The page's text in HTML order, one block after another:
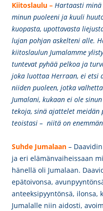
Kiitoslaulu – Hartaasti
minun puoleeni ja kuuli
kuopasta, upottavasta
lujan pohjan askelteni alle.
kiitoslaulun Jumalamme
tuntevat pyhää pelkoa ja
joka luottaa Herraan, ei etsi
niiden puoleen, jotka
Jumalani, kukaan ei ole
tekoja, sinä ajattelet
teoistasi – niitä on
Suhde Jumalaan –
ja eri elämänvaiheissaan
hänellä oli Jumalaan.
epätoivonsa,
anteeksipyyntönsä, ilonsa,
Jumalalle niin aidosti,